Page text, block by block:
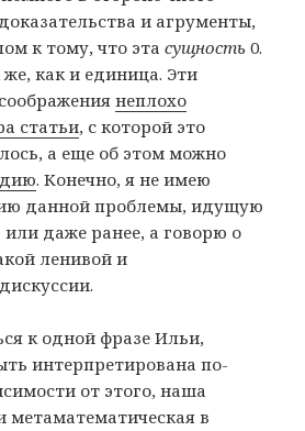
и агрументы,
к тому, что этасущность 0.
же, как и единица. Эти
неплохо
статьи, с которой это
а еще об этом можно
. Конечно, я не имею
данной проблемы, идущую
или даже ранее, а говорю о
ленивой и
к одной фразе Ильи,
интерпретирована по-
от этого, наша
метаматематическая в